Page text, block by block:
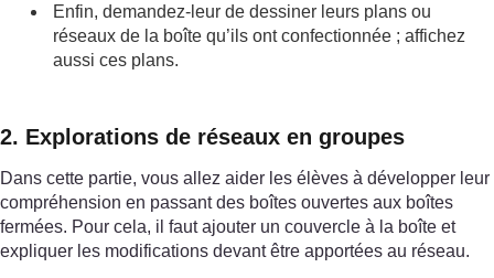
Enfin, demandez-leur de dessiner leurs plans ou
réseaux de la boîte qu’ils ont confectionnée ; affichez
aussi ces plans.
2. Explorations de réseaux en groupes
Dans cette partie, vous allez aider les élèves à développer leur
compréhension en passant des boîtes ouvertes aux boîtes
fermées. Pour cela, il faut ajouter un couvercle à la boîte et
expliquer les modifications devant être apportées au réseau.